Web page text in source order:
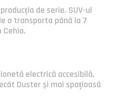
de serie. SUV-ul
a transporta până la 7
electrică accesibilă,
Duster și mai spațioasă